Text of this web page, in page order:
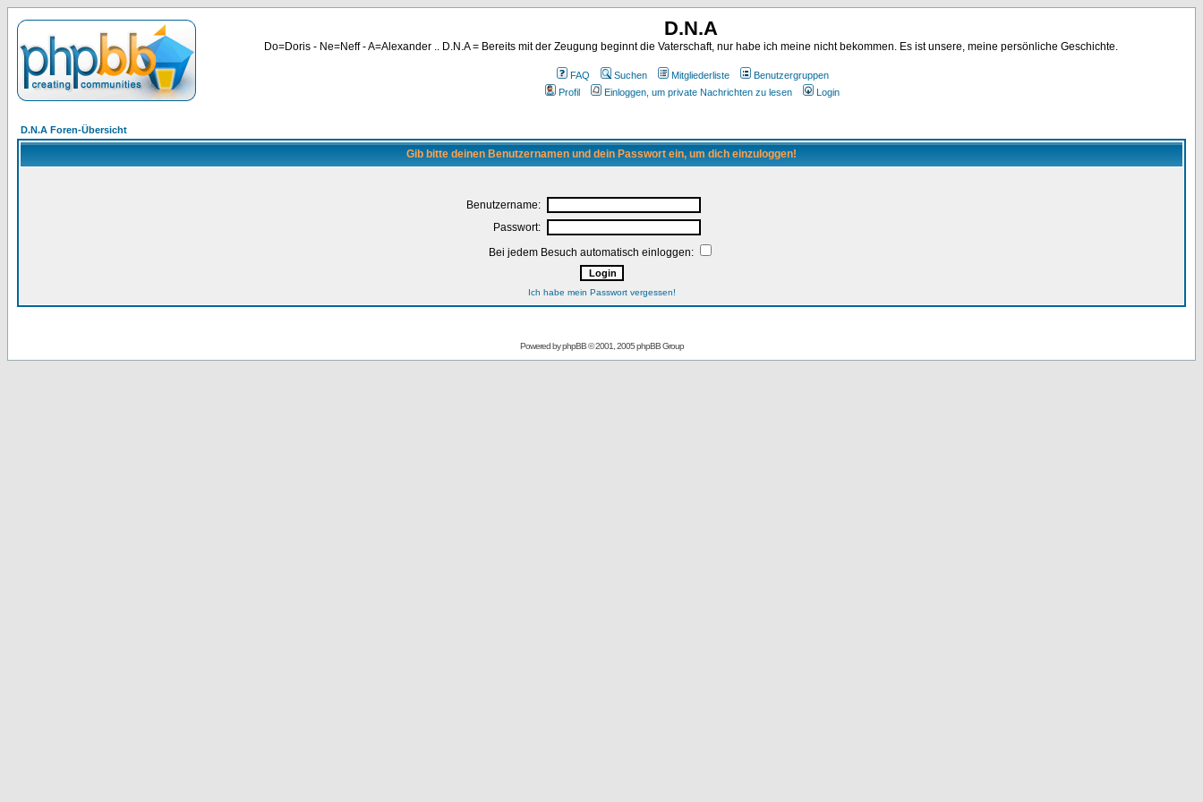
D.N.A
Do=Doris - Ne=Neff - A=Alexander .. D.N.A = Bereits mit der Zeugung beginnt die Vaterschaft, nur habe ich meine nicht bekommen. Es ist unsere, meine persönliche Geschichte.
FAQ Suchen Mitgliederliste
Benutzergruppen
Profil
Einloggen, um private Nachrichten zu lesen Login
D.N.A Foren-Übersicht
Gib bitte deinen Benutzernamen und dein Passwort ein, um dich einzuloggen!
Benutzername:
Passwort:
Bei jedem Besuch automatisch einloggen:
Ich habe mein Passwort vergessen!
Powered byphpBB© 2001, 2005 phpBB Group